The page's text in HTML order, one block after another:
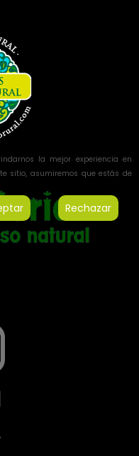
la mejor experiencia en
sitio, asumiremos que estás de
Rechazar